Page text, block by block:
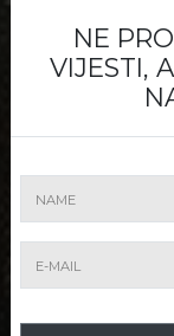
Imate li
Vam
preporučiti
NE
VIJESTI,